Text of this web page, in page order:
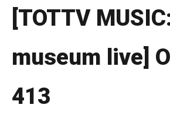
[TOTTV
museum live]
413